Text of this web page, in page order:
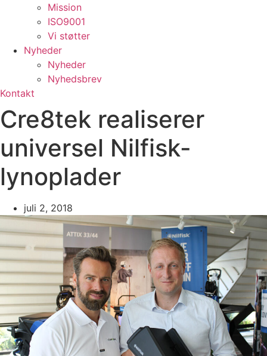
Mission
ISO9001
Vi støtter
Nyheder
Nyheder
Nyhedsbrev
Kontakt
Cre8tek realiserer
universel Nilfisk-
lynoplader
juli 2, 2018